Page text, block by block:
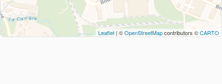
Leaflet | ©OpenStreetMapcontributors ©CARTO